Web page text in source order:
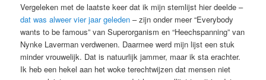
Vergeleken met de laatste keer dat ik mijn stemlijst hier deelde –
dat was alweer vier jaar geleden – zijn onder meer “Everybody
wants to be famous” van Superorganism en “Heechspanning” van
Nynke Laverman verdwenen. Daarmee werd mijn lijst een stuk
minder vrouwelijk. Dat is natuurlijk jammer, maar ik sta erachter.
Ik heb een hekel aan het woke terechtwijzen dat mensen niet